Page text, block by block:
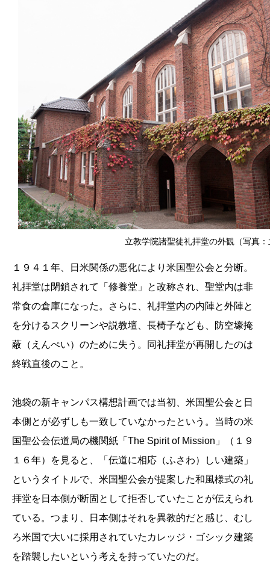
立教学院諸聖徒礼拝堂の外観（写真
１９４１年、日米関係の悪化により米国聖公会と分断。
礼拝堂は閉鎖されて「修養堂」と改称され、聖堂内は非
常食の倉庫になった。さらに、礼拝堂内の内陣と外陣と
を分けるスクリーンや説教壇、長椅子なども、防空壕掩
蔽（えんぺい）のために失う。同礼拝堂が再開したのは
終戦直後のこと。
池袋の新キャンパス構想計画では当初、米国聖公会と日
本側とが必ずしも一致していなかったという。当時の米
国聖公会伝道局の機関紙「The Spirit of Mission」（１９
１６年）を見ると、「伝道に相応（ふさわ）しい建築」
というタイトルで、米国聖公会が提案した和風様式の礼
拝堂を日本側が断固として拒否していたことが伝えられ
ている。つまり、日本側はそれを異教的だと感じ、むし
ろ米国で大いに採用されていたカレッジ・ゴシック建築
を踏襲したいという考えを持っていたのだ。